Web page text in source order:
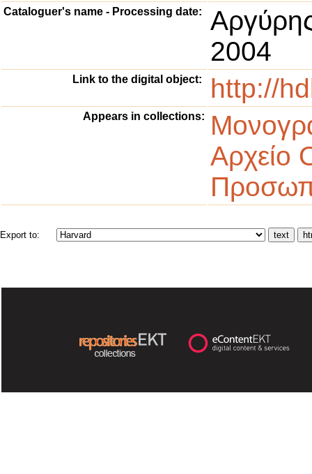
Cataloguer's name - Processing date:
2004
Link to the digital object: http://
Appears in collections:
Αρχείο
Export to: